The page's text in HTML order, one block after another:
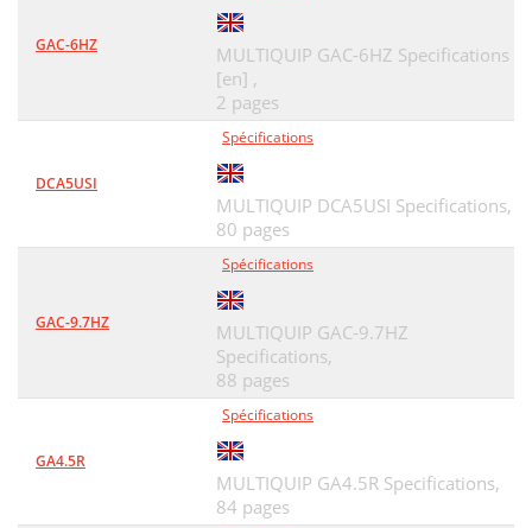
GAC-6HZ
MULTIQUIP GAC-6HZ Specifications
[en] ,
2 pages
DCA5USI
Spécifications
MULTIQUIP DCA5USI Specifications,
80 pages
GAC-9.7HZ
Spécifications
MULTIQUIP GAC-9.7HZ
Specifications,
88 pages
GA4.5R
Spécifications
MULTIQUIP GA4.5R Specifications,
84 pages